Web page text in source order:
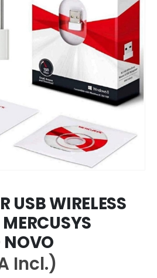
USB WIRELESS
Incl.)